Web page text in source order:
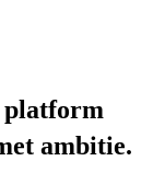
platform
ambitie.